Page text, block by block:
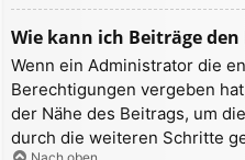
Wie kann ich Beiträge
Wenn ein Administrator die
Berechtigungen vergeben
der Nähe des Beitrags, um
durch die weiteren Schritte